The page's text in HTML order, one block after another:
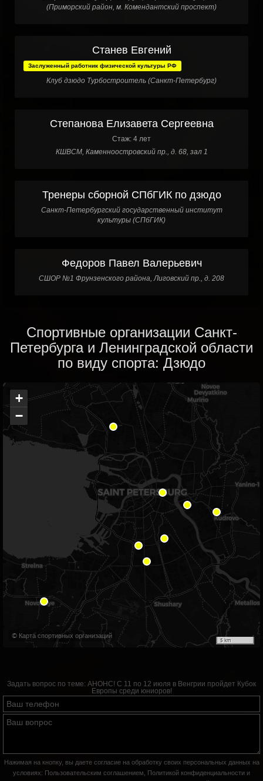
(Приморский район, м. Комендантский проспект)
Станев Евгений
Заслуженный работник физической культуры РФ
Клуб дзюдо Турбостроитель (Санкт-Петербург)
Степанова Елизавета Сергеевна
Стаж: 4 лет
КШВСМ, Каменноостровский пр., д. 68, зал 1
Тренеры сборной СПбГИК по дзюдо
Санкт-Петербургский государственный институт
культуры (СПбГИК)
Федоров Павел Валерьевич
СШОР №1 Фрунзенского района, Лиговский пр., д. 208
Спортивные организации Санкт-
Петербурга и Ленинградской области
по виду спорта: Дзюдо
+
−
© Карта спортивных организаций
5 km
Задать вопрос по теме: АНОНС! С 11 по 12 июля в Венгрии пройдет Кубок
Европы среди юниоров!
Нажимая на кнопку, вы даете согласие на обработку своих персональных данных на
условиях: Пользовательским соглашением Политикой конфиденциальности и